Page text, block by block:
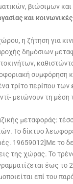
βιώσιμων
και
η ζήτηση για
δημόσιων
τρίτο περίπου των
μειώνουν τη
μεταφοράς:
Το δίκτυο
19659012]Με το
της χώρας. Το
έως το
επί του